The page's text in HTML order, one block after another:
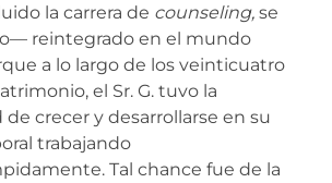
la carrera de counseling, se
reintegrado en el mundo
a lo largo de los veinticuatro
el Sr. G. tuvo la
de crecer y desarrollarse en su
trabajando
Tal chance fue de la